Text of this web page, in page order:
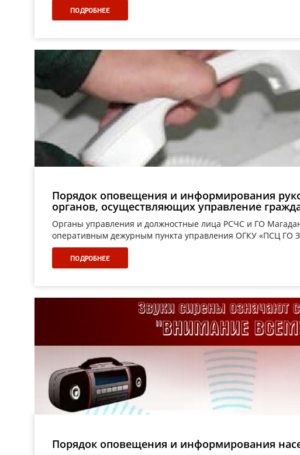
ПОДРОБНЕЕ
Порядок оповещения и информирования
органов, осуществляющих управление
Органы управления и должностные лица РСЧС и ГО
оперативным дежурным пункта управления ОГКУ «ПСЦ ГО
ПОДРОБНЕЕ
Порядок оповещения и информирования